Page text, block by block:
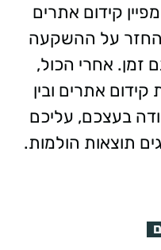
קידום אתרים
ההחזר על ההשקעה
אחרי הכול,
אתרים ובין
בעצכם, עליכם
תוצאות הולמות.